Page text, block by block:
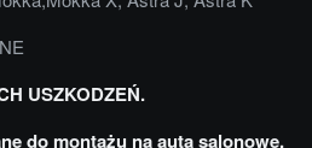
USZKODZEŃ.
do montażu na auta salonowe.